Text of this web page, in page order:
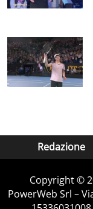
Redazione
Copyright ©
PowerWeb Srl –